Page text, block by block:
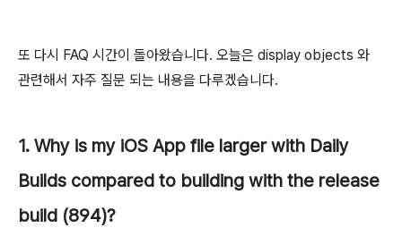
또 다시 FAQ 시간이 돌아왔습니다. 오늘은 display objects 와
관련해서 자주 질문 되는 내용을 다루겠습니다.
1. Why is my iOS App file larger with Daily
Builds compared to building with the release
build (894)?